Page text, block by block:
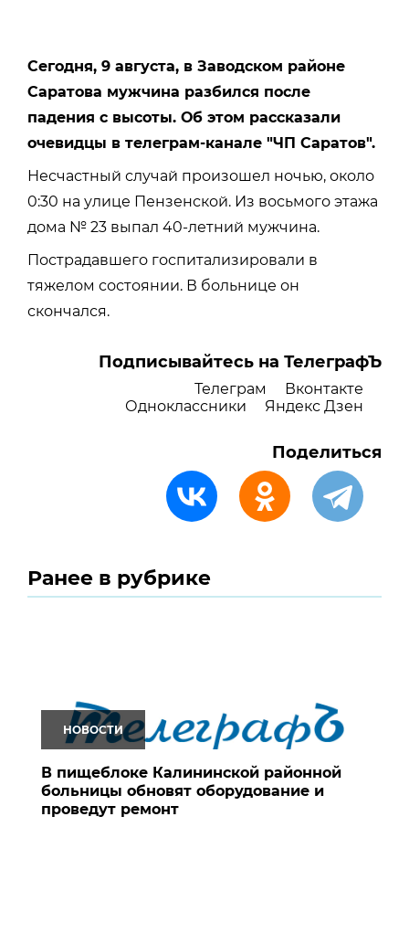
Сегодня, 9 августа, в Заводском районе
Саратова мужчина разбился после
падения с высоты. Об этом рассказали
очевидцы в телеграм-канале "ЧП Саратов".
Несчастный случай произошел ночью, около
0:30 на улице Пензенской. Из восьмого этажа
дома № 23 выпал 40-летний мужчина.
Пострадавшего госпитализировали в
тяжелом состоянии. В больнице он
скончался.
Подписывайтесь на ТелеграфЪ
Телеграм
Вконтакте
Одноклассники
Яндекс Дзен
Поделиться
Ранее в рубрике
НОВОСТИ
В пищеблоке Калининской районной
больницы обновят оборудование и
проведут ремонт